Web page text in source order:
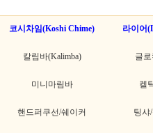
코시차임(Koshi Chime) 라이어
칼림바(Kalimba) 글
미니마림바 켈
핸드퍼쿠선/쉐이커 팅샤